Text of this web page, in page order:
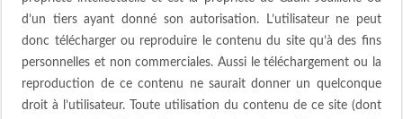
d’un tiers ayant donné son autorisation. L’utilisateur ne peut
donc télécharger ou reproduire le contenu du site qu’à des fins
personnelles et non commerciales. Aussi le téléchargement ou la
reproduction de ce contenu ne saurait donner un quelconque
droit à l’utilisateur. Toute utilisation du contenu de ce site (dont